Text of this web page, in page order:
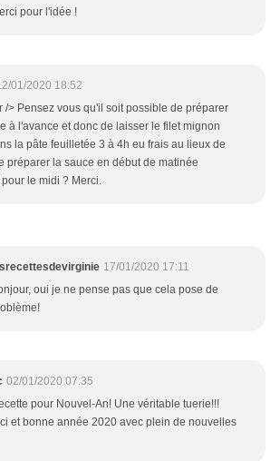
pour l'idée !
01/2020 18:52
/> Pensez vous qu'il soit possible de préparer
à l'avance et donc de laisser le filet mignon
la pâte feuilletée 3 à 4h eu frais au lieux de
préparer la sauce en début de matinée
le midi ? Merci.
17/01/2020 17:11
oui je ne pense pas que cela pose de
02/01/2020 07:35
pour Nouvel-An! Une véritable tuerie!!!
et bonne année 2020 avec plein de nouvelles